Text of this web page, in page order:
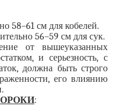
см для кобелей.
см для сук.
от вышеуказанных
и серьезность, с
должна быть строго
его влиянию
: